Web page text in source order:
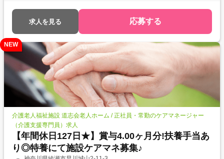
求人を見る 応募する
NEW
介護老人福祉施設 道志会老人ホーム / 正社員・常勤のケアマネージャー
（介護支援専門員）求人
【年間休日127日★】賞与4.00ヶ月分!扶養手当あ
り◎特養にて施設ケアマネ募集♪